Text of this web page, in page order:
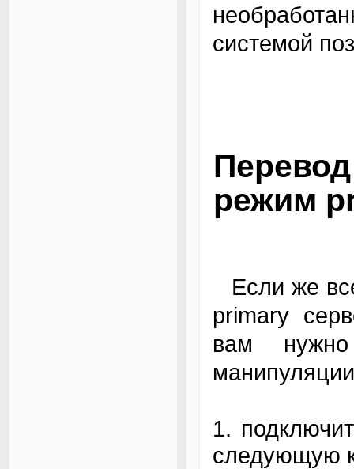
системой
режим
Если же все-таки наступит этот черный день, и
primary
вам
1.
следующую